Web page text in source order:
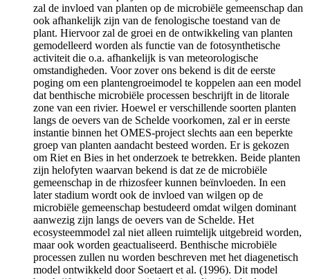
zal de invloed van planten op de microbiële gemeenschap dan
ook afhankelijk zijn van de fenologische toestand van de
plant. Hiervoor zal de groei en de ontwikkeling van planten
gemodelleerd worden als functie van de fotosynthetische
activiteit die o.a. afhankelijk is van meteorologische
omstandigheden. Voor zover ons bekend is dit de eerste
poging om een plantengroeimodel te koppelen aan een model
dat benthische microbiële processen beschrijft in de litorale
zone van een rivier. Hoewel er verschillende soorten planten
langs de oevers van de Schelde voorkomen, zal er in eerste
instantie binnen het OMES-project slechts aan een beperkte
groep van planten aandacht besteed worden. Er is gekozen
om Riet en Bies in het onderzoek te betrekken. Beide planten
zijn helofyten waarvan bekend is dat ze de microbiële
gemeenschap in de rhizosfeer kunnen beïnvloeden. In een
later stadium wordt ook de invloed van wilgen op de
microbiële gemeenschap bestudeerd omdat wilgen dominant
aanwezig zijn langs de oevers van de Schelde. Het
ecosysteemmodel zal niet alleen ruimtelijk uitgebreid worden,
maar ook worden geactualiseerd. Benthische microbiële
processen zullen nu worden beschreven met het diagenetisch
model ontwikkeld door Soetaert et al. (1996). Dit model